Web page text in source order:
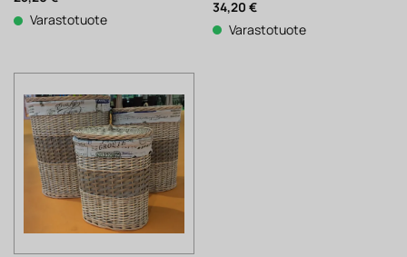
Varastotuote
34,20 €
Varastotuote